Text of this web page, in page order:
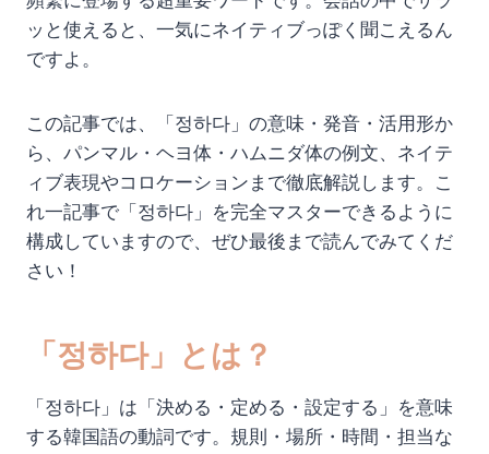
ッと使えると、一気にネイティブっぽく聞こえるん
ですよ。
この記事では、「정하다」の意味・発音・活用形か
ら、パンマル・ヘヨ体・ハムニダ体の例文、ネイテ
ィブ表現やコロケーションまで徹底解説します。こ
れ一記事で「정하다」を完全マスターできるように
構成していますので、ぜひ最後まで読んでみてくだ
さい！
「정하다」とは？
「정하다」は「決める・定める・設定する」を意味
する韓国語の動詞です。規則・場所・時間・担当な